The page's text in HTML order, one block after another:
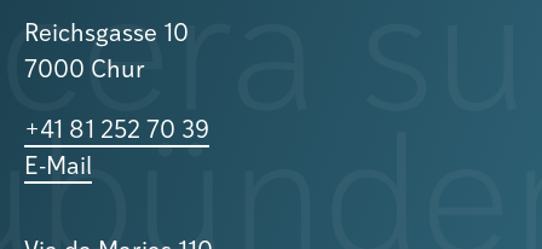
Reichsgasse 10
7000 Chur
+41 81 252 70 39
E-Mail